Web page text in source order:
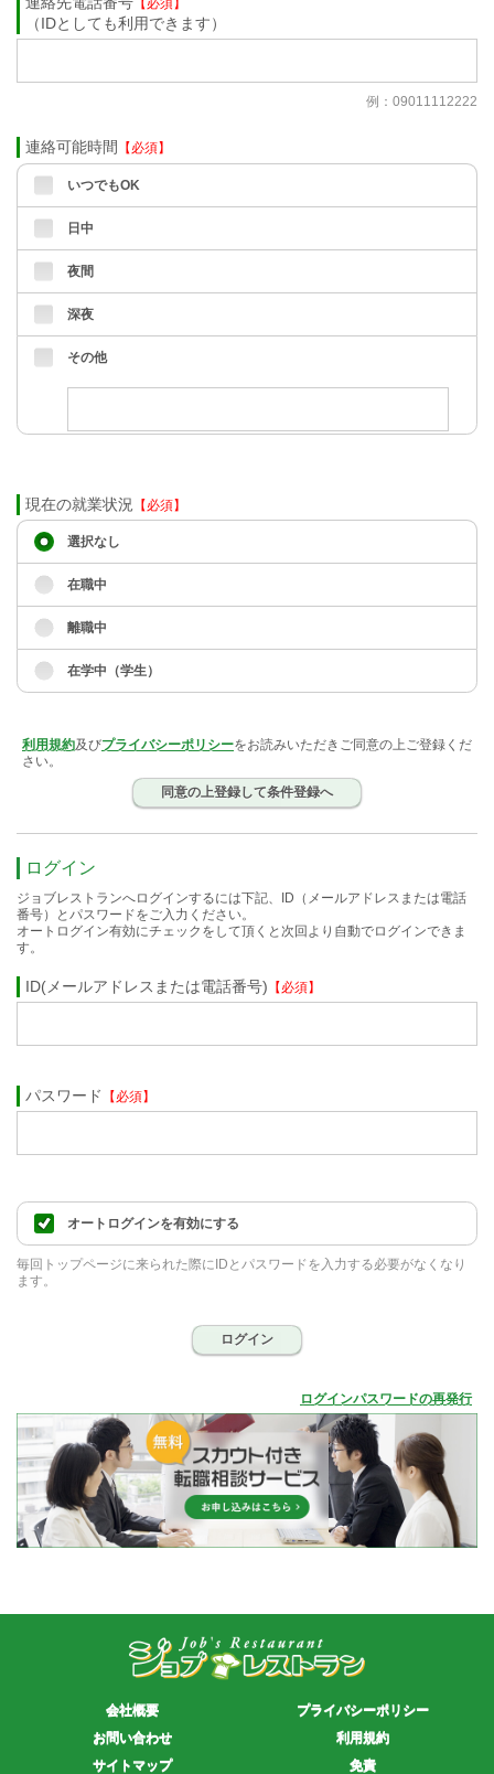
【必須】
（IDとしても利用できます）
例：09011112222
連絡可能時間 【必須】
いつでもOK
日中
夜間
深夜
その他
現在の就業状況 【必須】
選択なし
在職中
離職中
在学中（学生）
利用規約及びプライバシーポリシーをお読みいただきご同意の上ご登録くだ
さい。
同意の上登録して条件登録へ
ログイン
ジョブレストランへログインするには下記、ID（メールアドレスまたは電話
番号）とパスワードをご入力ください。
オートログイン有効にチェックをして頂くと次回より自動でログインできま
す。
ID(メールアドレスまたは電話番号) 【必須】
パスワード 【必須】
オートログインを有効にする
毎回トップページに来られた際にIDとパスワードを入力する必要がなくなり
ます。
ログイン
ログインパスワードの再発行
会社概要
お問い合わせ
サイトマップ
プライバシーポリシー
利用規約
免責